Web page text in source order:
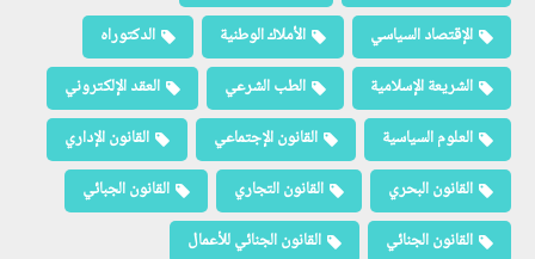
الإقتصاد السياسي
الأملاك الوطنية
الدكتوراه
الشريعة الإسلامية
الطب الشرعي
العقد الإلكتروني
العلوم السياسية
القانون الإجتماعي
القانون الإداري
القانون البحري
القانون التجاري
القانون الجبائي
القانون الجنائي
القانون الجنائي للأعمال